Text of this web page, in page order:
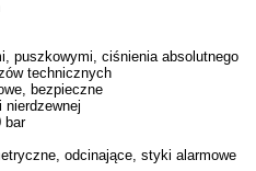
puszkowymi, ciśnienia absolutnego
technicznych
bezpieczne
bar
odcinające, styki alarmowe